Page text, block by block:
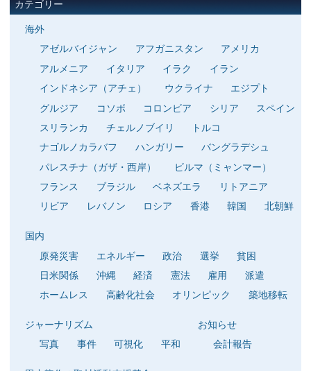
カテゴリー
海外
アゼルバイジャン
アフガニスタン
アメリカ
アルメニア
イタリア イラク
イラン
インドネシア（アチェ）
ウクライナ
エジプト
グルジア
コソボ コロンビア シリア
スペイン
スリランカ
チェルノブイリ
トルコ
ナゴルノカラバフ
ハンガリー
バングラデシュ
パレスチナ（ガザ・西岸）
ビルマ（ミャンマー）
フランス
ブラジル ベネズエラ
リトアニア
リビア
レバノン ロシア 香港 韓国 北朝鮮
国内
原発災害
エネルギー 政治 選挙
貧困
日米関係
沖縄 経済 憲法 雇用
派遣
ホームレス
高齢化社会 オリンピック 築地移転
ジャーナリズム
写真
事件 可視化 平和
お知らせ
会計報告